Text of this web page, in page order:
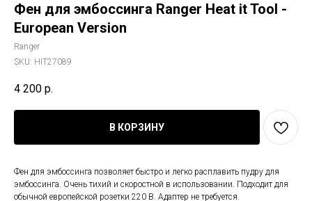
Фен для эмбоссинга Ranger Heat it Tool -
European Version
Ranger
SKU: HIT27089
4 200 р.
В КОРЗИНУ
Фен для эмбоссинга позволяет быстро и легко расплавить пудру для
эмбоссинга. Очень тихий и скоростной в использовании. Подходит для
обычной европейской розетки 220 В. Адаптер не требуется.